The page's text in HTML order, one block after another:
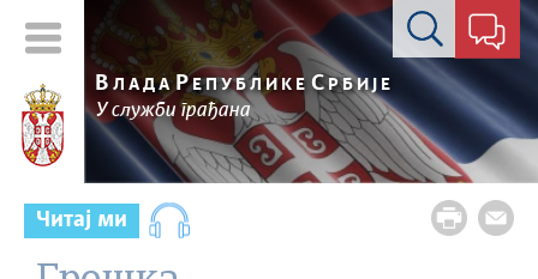
Контакт форма
В ЛАДА РЕПУБЛИКЕ СРБИЈЕ
У служби грађана
Читај ми